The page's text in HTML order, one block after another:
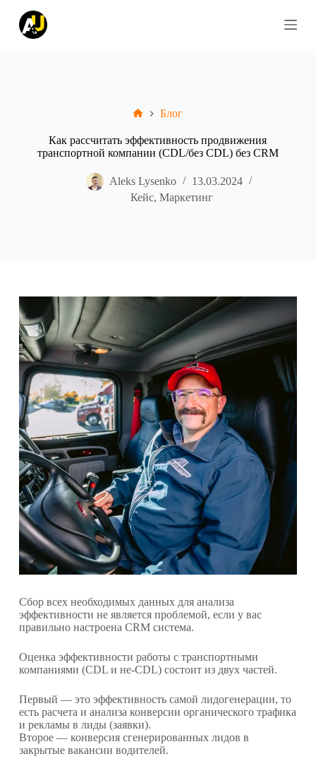
k
Блог
Как рассчитать эффективность продвижения
транспортной компании (CDL/без CDL) без CRM
Aleks Lysenko
13.03.2024
Кейс,Маркетинг
Сбор всех необходимых данных для анализа
эффективности не является проблемой, если у вас
правильно настроена CRM система.
Оценка эффективности работы с транспортными
компаниями (CDL и не-CDL) состоит из двух частей.
Первый — это эффективность самой лидогенерации, то
есть расчета и анализа конверсии органического трафика
и рекламы в лиды (заявки).
Второе — конверсия сгенерированных лидов в
закрытые вакансии водителей.